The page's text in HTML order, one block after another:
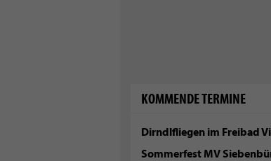
KOMMENDE TERMINE
Dirndlfliegen im Freibad
Sommerfest MV